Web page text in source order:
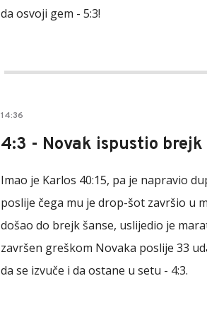
da osvoji gem - 5:3!
14:36
4:3 - Novak ispustio brejk
Imao je Karlos 40:15, pa je napravio
poslije čega mu je drop-šot završio u
došao do brejk šanse, uslijedio je
završen greškom Novaka poslije 33
da se izvuče i da ostane u setu - 4:3.